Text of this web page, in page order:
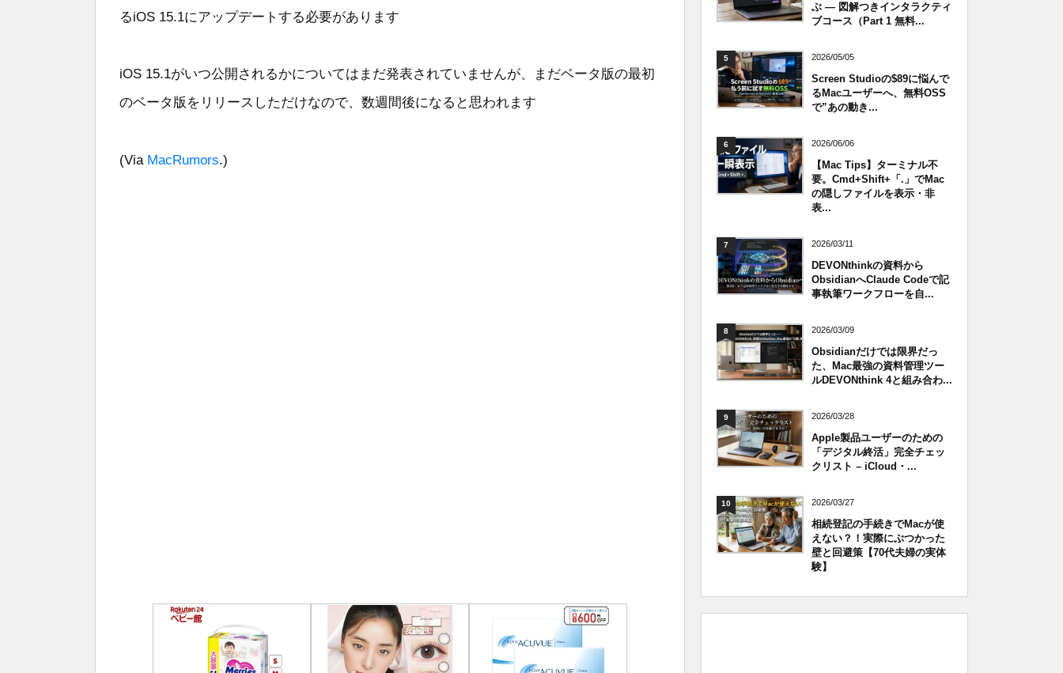
るiOS 15.1にアップデートする必要があります
iOS 15.1がいつ公開されるかについてはまだ発表されていませんが、まだベータ版の最初
のベータ版をリリースしただけなので、数週間後になると思われます
(Via MacRumors.)
ぶ — 図解つきインタラクティ
ブコース（Part 1 無料...
5 2026/05/05
Screen Studioの$89に悩んで
るMacユーザーへ、無料OSS
で”あの動き...
6 2026/06/06
【Mac Tips】ターミナル不
要。Cmd+Shift+「.」でMac
の隠しファイルを表示・非
表...
7 2026/03/11
DEVONthinkの資料から
ObsidianへClaude Codeで記
事執筆ワークフローを自...
8 2026/03/09
Obsidianだけでは限界だっ
た、Mac最強の資料管理ツー
ルDEVONthink 4と組み合わ...
9 2026/03/28
Apple製品ユーザーのための
「デジタル終活」完全チェッ
クリスト – iCloud・...
10 2026/03/27
相続登記の手続きでMacが使
えない？！実際にぶつかった
壁と回避策【70代夫婦の実体
験】